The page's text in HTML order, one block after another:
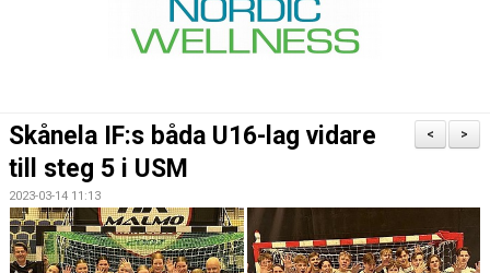
PARTNERS
MATCHER
KALENDER
>
<
Skånela IF:s båda U16-lag vidare
till steg 5 i USM
2023-03-14 11:13